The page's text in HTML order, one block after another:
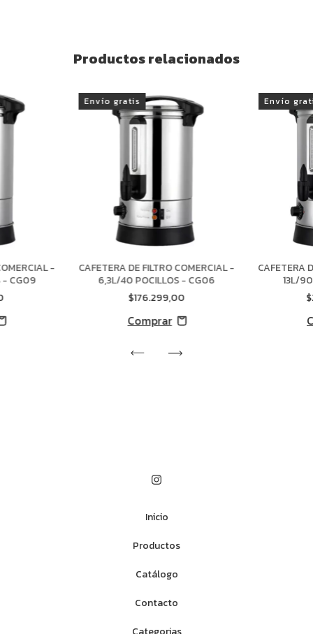
Productos relacionados
-
- CG09
Envío gratis
CAFETERA DE FILTRO COMERCIAL -
6,3L/40 POCILLOS - CG06
$176.299,00
Envío
CAFETERA
13L/
Inicio
Productos
Catálogo
Contacto